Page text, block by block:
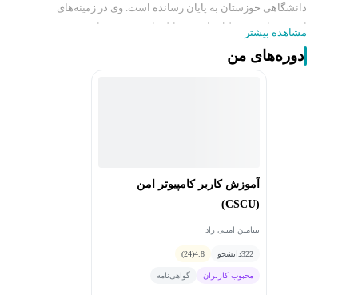
دانشگاهی خوزستان به پایان رسانده است. وی در زمینه‌های
امنیت سایبری، تحلیل داده و مقابله با تروریسم سایبری،
فعالیت پژوهشی داشته و مقالات متعددی را در همایش‌های
ملی و بین‌المللی به چاپ رسانده است. علاقه‌مندی اصلی او
مشاهده بیشتر
دوره‌های من
آموزش کاربر کامپیوتر امن
(CSCU)
بنیامین امینی راد
322دانشجو 4.8
(24)
محبوب کاربران گواهی‌نامه